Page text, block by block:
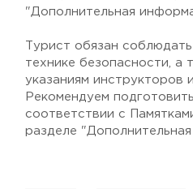
"Дополнительная
Турист обязан
технике безопасности, а
указаниям инструкторов
Рекомендуем
соответствии с
разделе